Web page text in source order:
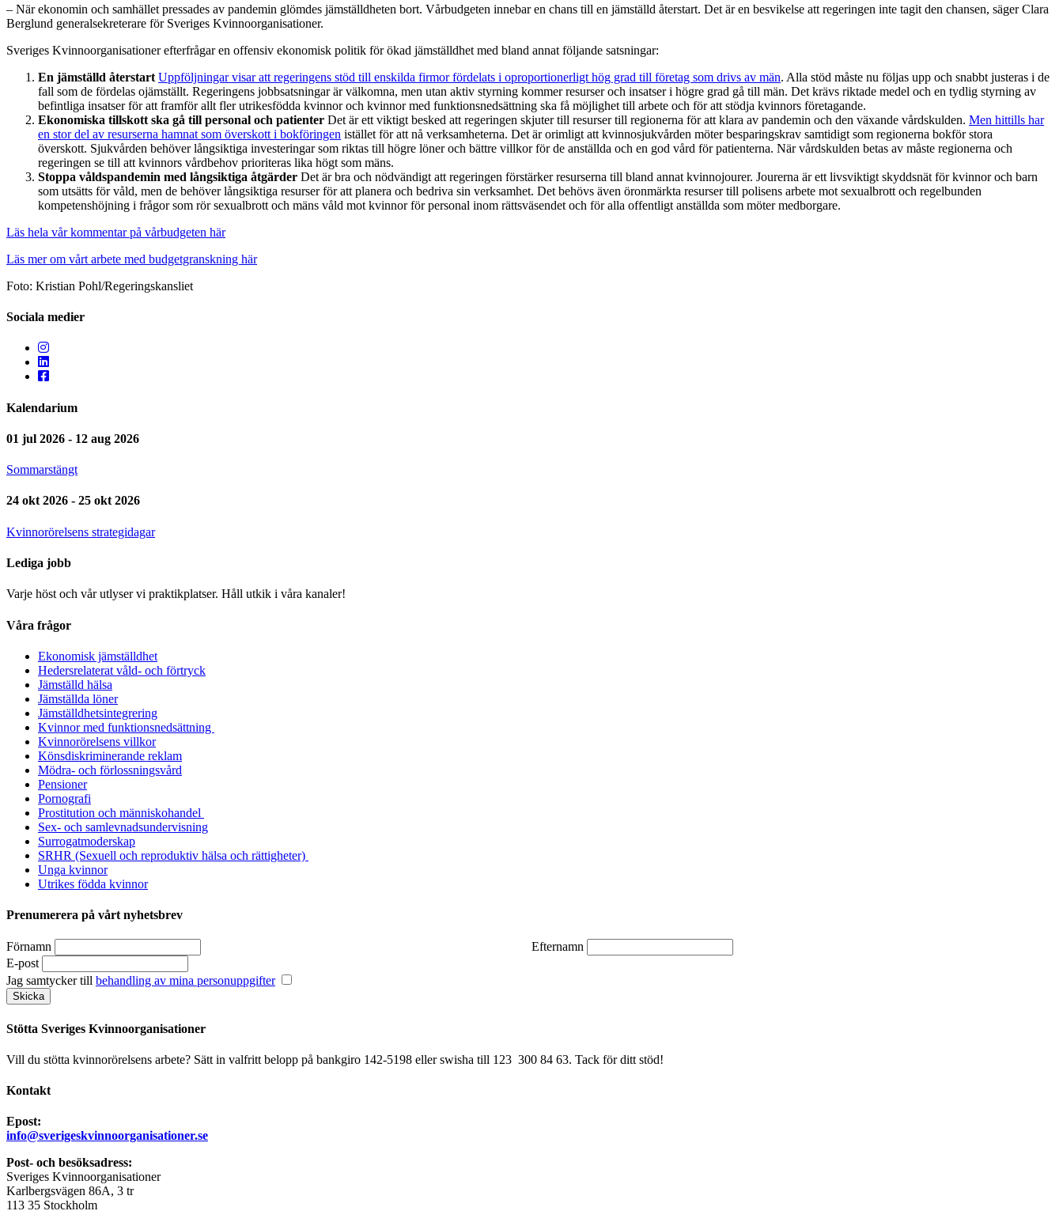
Regeringen vill använda kraften i svensk ekonomi för att genomföra en kraftfull grön återstart, men glömmer än en gång bort jämställdheten. Trots att det sedan länge är känt att coronapandemin slagit hårt mot
– När ekonomin och samhället pressades av pandemin glömdes jämställdheten bort. Vårbudgeten innebar en chans till en jämställd återstart. Det är en besvikelse att regeringen inte tagit den chansen, säger Clara
Berglund generalsekreterare för Sveriges Kvinnoorganisationer.
Sveriges Kvinnoorganisationer efterfrågar en offensiv ekonomisk politik för ökad jämställdhet med bland annat följande satsningar:
En jämställd återstart Uppföljningar visar att regeringens stöd till enskilda firmor fördelats i oproportionerligt hög grad till företag som drivs av män. Alla stöd måste nu följas upp och snabbt justeras i de
fall som de fördelas ojämställt. Regeringens jobbsatsningar är välkomna, men utan aktiv styrning kommer resurser och insatser i högre grad gå till män. Det krävs riktade medel och en tydlig styrning av
befintliga insatser för att framför allt fler utrikesfödda kvinnor och kvinnor med funktionsnedsättning ska få möjlighet till arbete och för att stödja kvinnors företagande.
Ekonomiska tillskott ska gå till personal och patienter Det är ett viktigt besked att regeringen skjuter till resurser till regionerna för att klara av pandemin och den växande vårdskulden. Men hittills har
en stor del av resurserna hamnat som överskott i bokföringen istället för att nå verksamheterna. Det är orimligt att kvinnosjukvården möter besparingskrav samtidigt som regionerna bokför stora
överskott. Sjukvården behöver långsiktiga investeringar som riktas till högre löner och bättre villkor för de anställda och en god vård för patienterna. När vårdskulden betas av måste regionerna och
regeringen se till att kvinnors vårdbehov prioriteras lika högt som mäns.
Stoppa våldspandemin med långsiktiga åtgärder Det är bra och nödvändigt att regeringen förstärker resurserna till bland annat kvinnojourer. Jourerna är ett livsviktigt skyddsnät för kvinnor och barn
som utsätts för våld, men de behöver långsiktiga resurser för att planera och bedriva sin verksamhet. Det behövs även öronmärkta resurser till polisens arbete mot sexualbrott och regelbunden
kompetenshöjning i frågor som rör sexualbrott och mäns våld mot kvinnor för personal inom rättsväsendet och för alla offentligt anställda som möter medborgare.
Läs hela vår kommentar på vårbudgeten här
Läs mer om vårt arbete med budgetgranskning här
Foto: Kristian Pohl/Regeringskansliet
Sociala medier
Kalendarium
01 jul 2026 - 12 aug 2026
Sommarstängt
24 okt 2026 - 25 okt 2026
Kvinnorörelsens strategidagar
Lediga jobb
Varje höst och vår utlyser vi praktikplatser. Håll utkik i våra kanaler!
Våra frågor
Ekonomisk jämställdhet
Hedersrelaterat våld- och förtryck
Jämställd hälsa
Jämställda löner
Jämställdhetsintegrering
Kvinnor med funktionsnedsättning
Kvinnorörelsens villkor
Könsdiskriminerande reklam
Mödra- och förlossningsvård
Pensioner
Pornografi
Prostitution och människohandel
Sex- och samlevnadsundervisning
Surrogatmoderskap
SRHR (Sexuell och reproduktiv hälsa och rättigheter)
Unga kvinnor
Utrikes födda kvinnor
Prenumerera på vårt nyhetsbrev
Förnamn
Efternamn
E-post
Jag samtycker till behandling av mina personuppgifter
Stötta Sveriges Kvinnoorganisationer
Vill du stötta kvinnorörelsens arbete? Sätt in valfritt belopp på bankgiro 142-5198 eller swisha till 123 300 84 63. Tack för ditt stöd!
Kontakt
Epost:
info@sverigeskvinnoorganisationer.se
Post- och besöksadress:
Sveriges Kvinnoorganisationer
Karlbergsvägen 86A, 3 tr
113 35 Stockholm